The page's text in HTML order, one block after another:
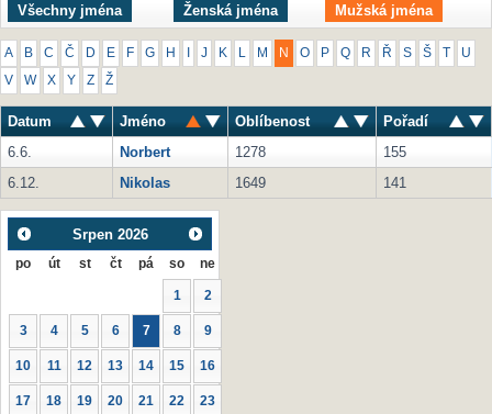
Všechny jména Ženská jména Mužská jména
A B C Č D E F G H J K M N O P Q R Ř S Š U
V W X Y Z Ž
Datum Jméno Oblíbenost
Pořadí
6.6.
Norbert 1278
155
6.12.
Nikolas 1649 141
Srpen 2026
po út st čt pá so ne
1 2
3 4 5 6 7 8 9
10 11 12 13 14 15 16
17 18 19 20 21 22 23